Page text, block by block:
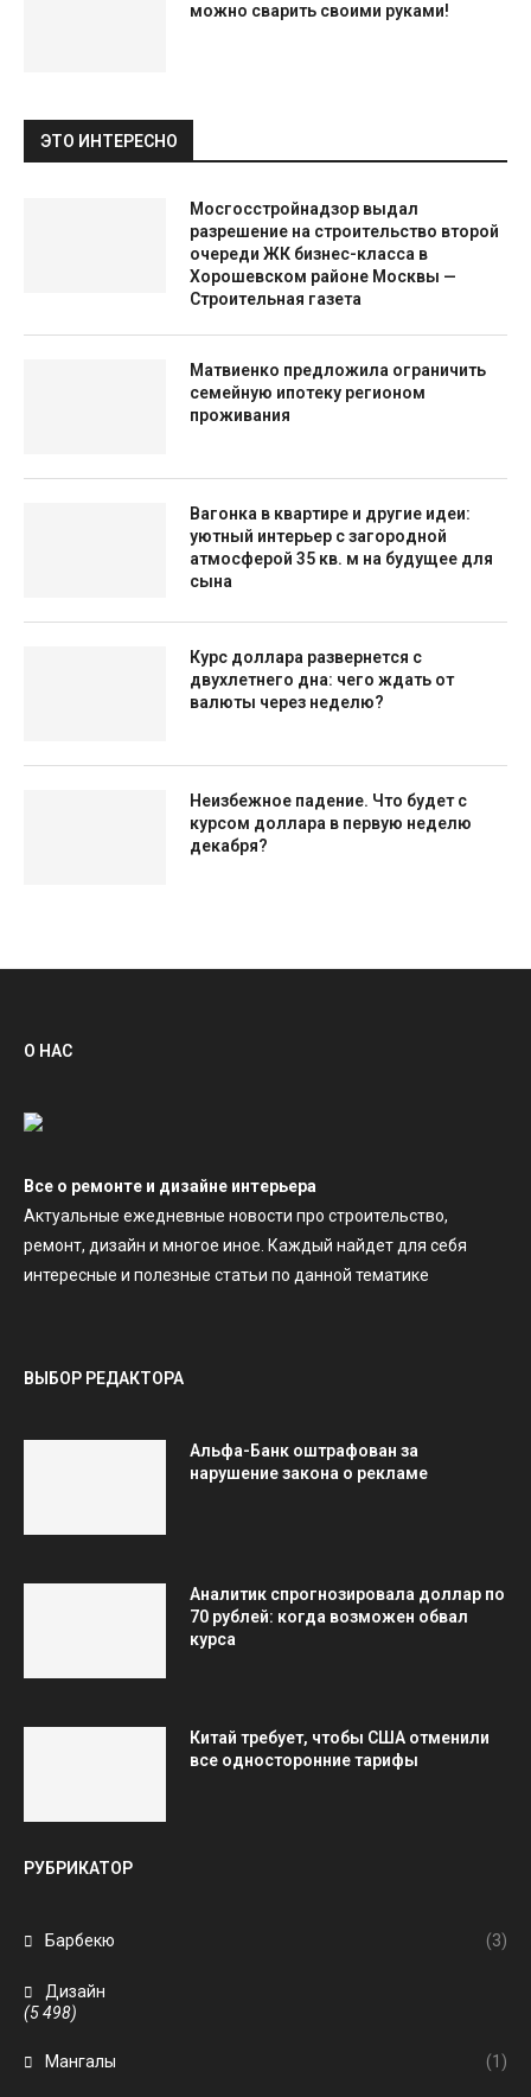
можно сварить своими руками!
ЭТО ИНТЕРЕСНО
Мосгосстройнадзор выдал
разрешение на строительство второй
очереди ЖК бизнес-класса в
Хорошевском районе Москвы —
Строительная газета
Матвиенко предложила ограничить
семейную ипотеку регионом
проживания
Вагонка в квартире и другие идеи:
уютный интерьер с загородной
атмосферой 35 кв. м на будущее для
сына
Курс доллара развернется с
двухлетнего дна: чего ждать от
валюты через неделю?
Неизбежное падение. Что будет с
курсом доллара в первую неделю
декабря?
О НАС
Все о ремонте и дизайне интерьера
Актуальные ежедневные новости про строительство,
ремонт, дизайн и многое иное. Каждый найдет для себя
интересные и полезные статьи по данной тематике
ВЫБОР РЕДАКТОРА
Альфа-Банк оштрафован за
нарушение закона о рекламе
Аналитик спрогнозировала доллар по
70 рублей: когда возможен обвал
курса
Китай требует, чтобы США отменили
все односторонние тарифы
РУБРИКАТОР
Барбекю (3)
Дизайн
(5 498)
Мангалы (1)